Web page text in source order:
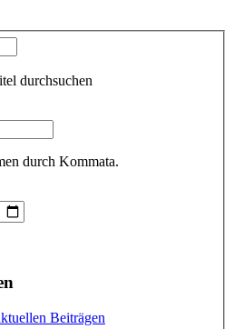
durchsuchen
durch Kommata.
Beiträgen